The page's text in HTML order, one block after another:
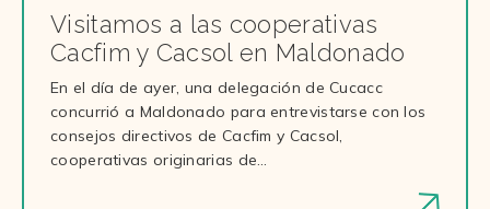
Visitamos a las cooperativas
Cacfim y Cacsol en Maldonado
En el día de ayer, una delegación de Cucacc
concurrió a Maldonado para entrevistarse con los
consejos directivos de Cacfim y Cacsol,
cooperativas originarias de…